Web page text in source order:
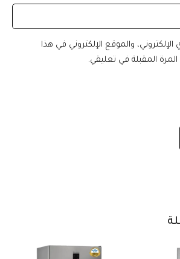
والموقع الإلكتروني في هذا
المقبلة في تعليقي.